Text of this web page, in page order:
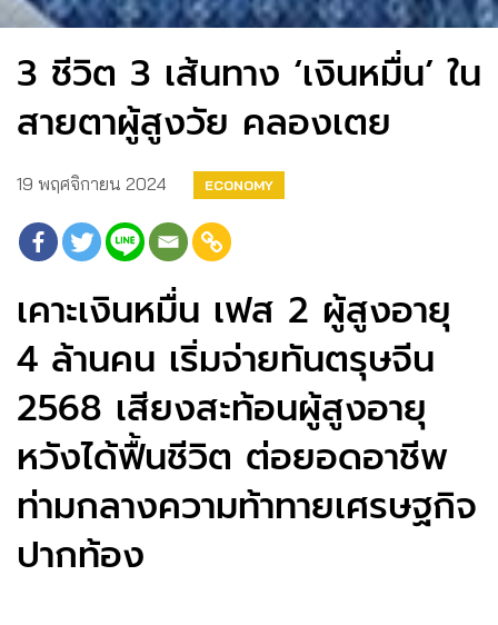
3 ชีวิต 3 เส้นทาง ‘เงินหมื่น’ ใน
สายตาผู้สูงวัย คลองเตย
19 พฤศจิกายน 2024 ECONOMY
เคาะเงินหมื่น เฟส 2 ผู้สูงอายุ
4 ล้านคน เริ่มจ่ายทันตรุษจีน
2568 เสียงสะท้อนผู้สูงอายุ
หวังได้ฟื้นชีวิต ต่อยอดอาชีพ
ท่ามกลางความท้าทายเศรษฐกิจ
ปากท้อง